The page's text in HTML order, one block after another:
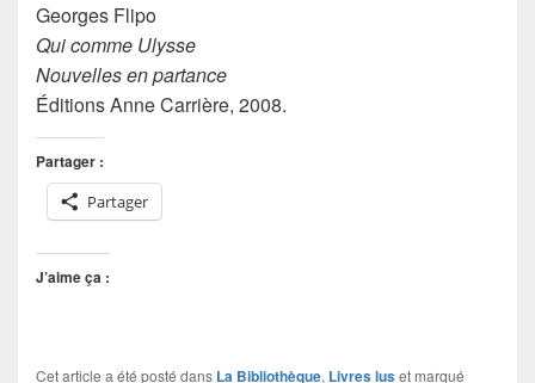
Georges Flipo
Qui comme Ulysse
Nouvelles en partance
Éditions Anne Carrière, 2008.
Partager :
Partager
J’aime ça :
Cet article a été posté dans La Bibliothèque, Livres luset marqué